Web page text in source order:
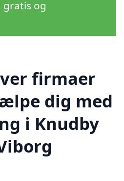
og
firmaer
dig med
i Knudby